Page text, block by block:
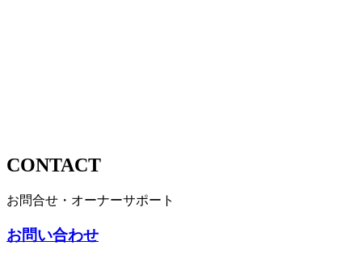
CONTACT
お問合せ・オーナーサポート
お問い合わせ